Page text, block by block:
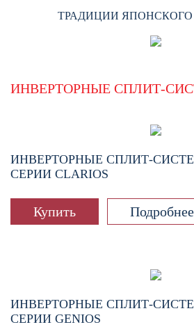
ТРАДИЦИИ ЯПОНСКОГО
ИНВЕРТОРНЫЕ СПЛИТ-
ИНВЕРТОРНЫЕ СПЛИТ-
СЕРИИ CLARIOS
Купить Подробнее
ИНВЕРТОРНЫЕ СПЛИТ-
СЕРИИ GENIOS